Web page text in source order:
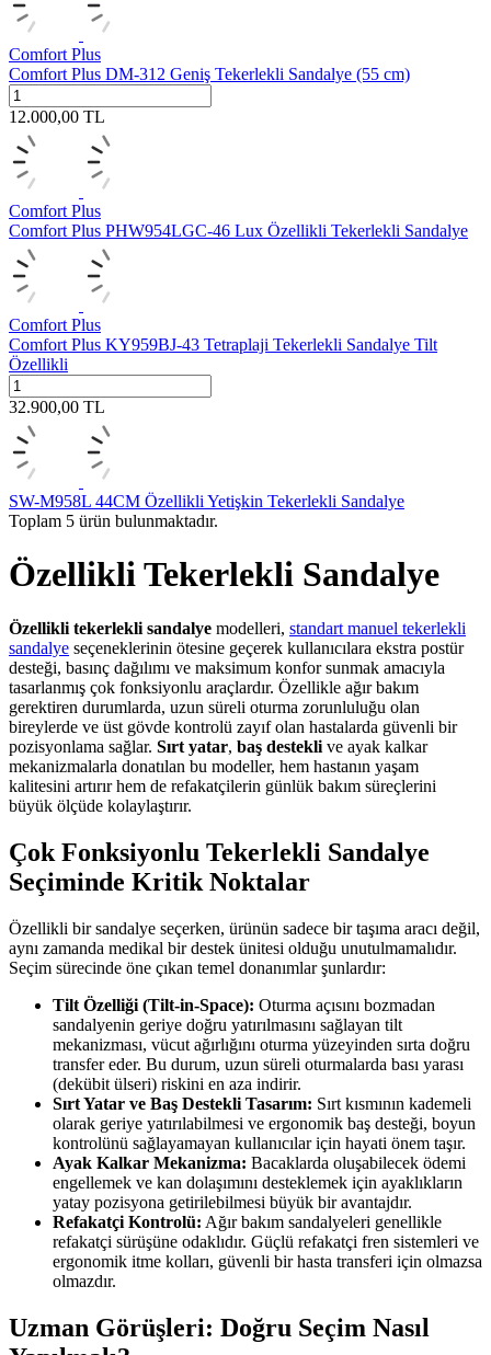
Comfort Plus
Comfort Plus DM-312 Geniş Tekerlekli Sandalye (55 cm)
12.000,00 TL
Comfort Plus
Comfort Plus PHW954LGC-46 Lux Özellikli Tekerlekli Sandalye
Comfort Plus
Comfort Plus KY959BJ-43 Tetraplaji Tekerlekli Sandalye Tilt
Özellikli
32.900,00 TL
SW-M958L 44CM Özellikli Yetişkin Tekerlekli Sandalye
Toplam 5 ürün bulunmaktadır.
Özellikli Tekerlekli Sandalye
Özellikli tekerlekli sandalye modelleri, standart manuel tekerlekli
sandalye seçeneklerinin ötesine geçerek kullanıcılara ekstra postür
desteği, basınç dağılımı ve maksimum konfor sunmak amacıyla
tasarlanmış çok fonksiyonlu araçlardır. Özellikle ağır bakım
gerektiren durumlarda, uzun süreli oturma zorunluluğu olan
bireylerde ve üst gövde kontrolü zayıf olan hastalarda güvenli bir
pozisyonlama sağlar. Sırt yatar, baş destekli ve ayak kalkar
mekanizmalarla donatılan bu modeller, hem hastanın yaşam
kalitesini artırır hem de refakatçilerin günlük bakım süreçlerini
büyük ölçüde kolaylaştırır.
Çok Fonksiyonlu Tekerlekli Sandalye
Seçiminde Kritik Noktalar
Özellikli bir sandalye seçerken, ürünün sadece bir taşıma aracı değil,
aynı zamanda medikal bir destek ünitesi olduğu unutulmamalıdır.
Seçim sürecinde öne çıkan temel donanımlar şunlardır:
Tilt Özelliği (Tilt-in-Space): Oturma açısını bozmadan
sandalyenin geriye doğru yatırılmasını sağlayan tilt
mekanizması, vücut ağırlığını oturma yüzeyinden sırta doğru
transfer eder. Bu durum, uzun süreli oturmalarda bası yarası
(dekübit ülseri) riskini en aza indirir.
Sırt Yatar ve Baş Destekli Tasarım: Sırt kısmının kademeli
olarak geriye yatırılabilmesi ve ergonomik baş desteği, boyun
kontrolünü sağlayamayan kullanıcılar için hayati önem taşır.
Ayak Kalkar Mekanizma: Bacaklarda oluşabilecek ödemi
engellemek ve kan dolaşımını desteklemek için ayaklıkların
yatay pozisyona getirilebilmesi büyük bir avantajdır.
Refakatçi Kontrolü: Ağır bakım sandalyeleri genellikle
refakatçi sürüşüne odaklıdır. Güçlü refakatçi fren sistemleri ve
ergonomik itme kolları, güvenli bir hasta transferi için olmazsa
olmazdır.
Uzman Görüşleri: Doğru Seçim Nasıl